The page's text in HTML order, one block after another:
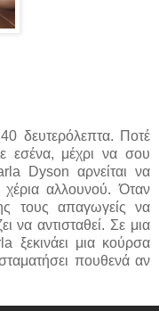
δευτερόλεπτα. Ποτέ
εσένα, μέχρι να σου
Dyson αρνείται να
αλλουνού. Όταν
τους απαγωγείς να
να αντισταθεί. Σε μια
ξεκινάει μια κούρσα
πουθενά αν